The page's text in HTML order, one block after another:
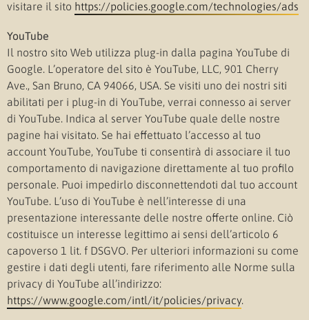
visitare il sito https://policies.google.com/technologies/ads
YouTube
Il nostro sito Web utilizza plug-in dalla pagina YouTube di
Google. L’operatore del sito è YouTube, LLC, 901 Cherry
Ave., San Bruno, CA 94066, USA. Se visiti uno dei nostri siti
abilitati per i plug-in di YouTube, verrai connesso ai server
di YouTube. Indica al server YouTube quale delle nostre
pagine hai visitato. Se hai effettuato l’accesso al tuo
account YouTube, YouTube ti consentirà di associare il tuo
comportamento di navigazione direttamente al tuo profilo
personale. Puoi impedirlo disconnettendoti dal tuo account
YouTube. L’uso di YouTube è nell’interesse di una
presentazione interessante delle nostre offerte online. Ciò
costituisce un interesse legittimo ai sensi dell’articolo 6
capoverso 1 lit. f DSGVO. Per ulteriori informazioni su come
gestire i dati degli utenti, fare riferimento alle Norme sulla
privacy di YouTube all’indirizzo:
https://www.google.com/intl/it/policies/privacy.